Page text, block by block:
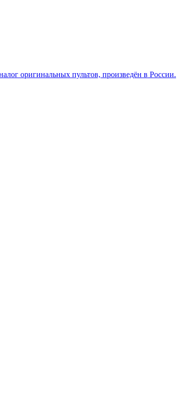
оригинальных пультов, произведён в России.